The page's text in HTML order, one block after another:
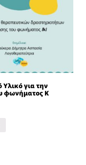
Υλικό για την
φωνήματος Κ